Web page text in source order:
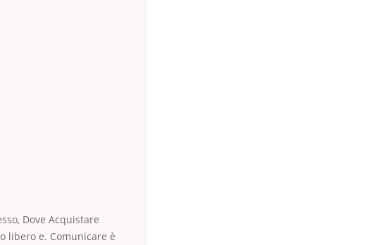
Dove Acquistare
libero e. Comunicare è